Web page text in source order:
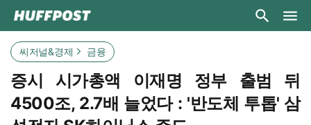
씨저널&경제 금융
증시 시가총액 이재명 정부 출범 뒤
4500조, 2.7배 늘었다 : '반도체 투톱' 삼